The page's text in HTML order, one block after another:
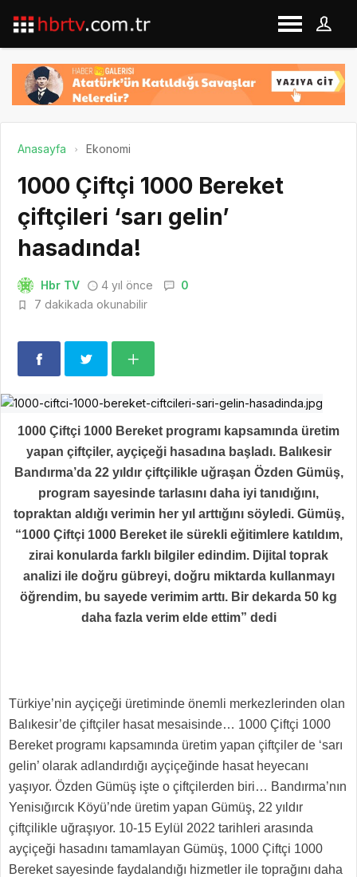
Anasayfa Ekonomi
1000 Çiftçi 1000 Bereket
çiftçileri ‘sarı gelin’
hasadında!
Hbr TV 4 yıl önce
0
7 dakikada okunabilir
1000 Çiftçi 1000 Bereket programı kapsamında üretim
yapan çiftçiler, ayçiçeği hasadına başladı. Balıkesir
Bandırma’da 22 yıldır çiftçilikle uğraşan Özden Gümüş,
program sayesinde tarlasını daha iyi tanıdığını,
topraktan aldığı verimin her yıl arttığını söyledi. Gümüş,
“1000 Çiftçi 1000 Bereket ile sürekli eğitimlere katıldım,
zirai konularda farklı bilgiler edindim. Dijital toprak
analizi ile doğru gübreyi, doğru miktarda kullanmayı
öğrendim, bu sayede verimim arttı. Bir dekarda 50 kg
daha fazla verim elde ettim” dedi
Türkiye’nin ayçiçeği üretiminde önemli merkezlerinden olan
Balıkesir’de çiftçiler hasat mesaisinde… 1000 Çiftçi 1000
Bereket programı kapsamında üretim yapan çiftçiler de ‘sarı
gelin’ olarak adlandırdığı ayçiçeğinde hasat heyecanı
yaşıyor. Özden Gümüş işte o çiftçilerden biri… Bandırma’nın
Yenisığırcık Köyü’nde üretim yapan Gümüş, 22 yıldır
çiftçilikle uğraşıyor. 10-15 Eylül 2022 tarihleri arasında
ayçiçeği hasadını tamamlayan Gümüş, 1000 Çiftçi 1000
Bereket sayesinde faydalandığı hizmetler ile toprağını daha